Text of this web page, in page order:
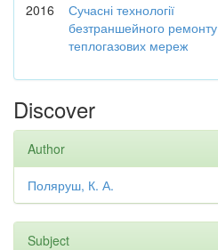
2016
Сучасні технології
безтраншейного ремонту
теплогазових мереж
Discover
Author
Поляруш, К. А.
Subject